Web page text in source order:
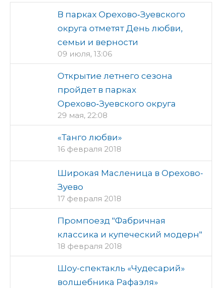
В парках Орехово‑Зуевского
округа отметят День любви,
семьи и верности
09 июля, 13:06
Открытие летнего сезона
пройдет в парках
Орехово‑Зуевского округа
29 мая, 22:08
«Танго любви»
16 февраля 2018
Широкая Масленица в Орехово-
Зуево
17 февраля 2018
Промпоезд "Фабричная
классика и купеческий модерн"
18 февраля 2018
Шоу-спектакль «Чудесарий»
волшебника Рафаэля»